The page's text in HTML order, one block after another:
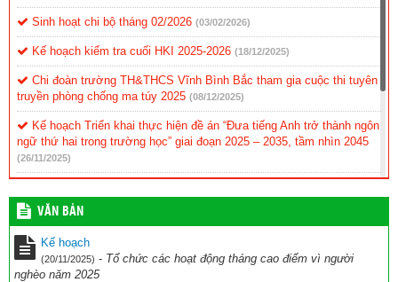
Sinh hoạt chi bộ tháng 02/2026 (03/02/2026)
Kế hoạch kiểm tra cuối HKI 2025-2026 (18/12/2025)
Chi đoàn trường TH&THCS Vĩnh Bình Bắc tham gia cuộc thi tuyên
truyền phòng chống ma túy 2025 (08/12/2025)
Kế hoạch Triển khai thực hiện đề án “Đưa tiếng Anh trở thành ngôn
ngữ thứ hai trong trường học” giai đoạn 2025 – 2035, tầm nhìn 2045
(26/11/2025)
dạy chào mừng Kỷ niệm 43 năm ngày nhà giáo Việt Nam (20/11/1982
– 20/11/2025) năm học 2025-2026
kế hoạch Thi đua chuyên đề ” Đẩy nhanh chuyển đổi số và UDCN
AI trên nền tảng ROBOKI (20/10/2025)
VĂN BẢN
Kế hoạch
(20/11/2025) - Tổ chức các hoạt động tháng cao điểm vì người
nghèo năm 2025